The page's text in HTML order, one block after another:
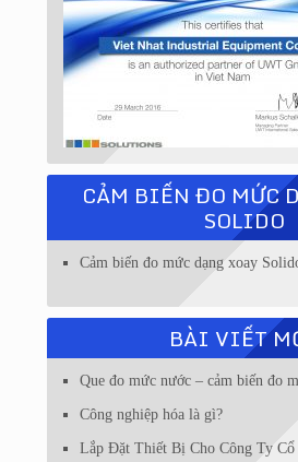
CẢM BIẾN ĐO MỨC
SOLIDO
Cảm biến đo mức dạng xoay
BÀI VIẾT
Que đo mức nước – cảm biến đo
Công nghiệp hóa là gì?
Lắp Đặt Thiết Bị Cho Công Ty Cổ